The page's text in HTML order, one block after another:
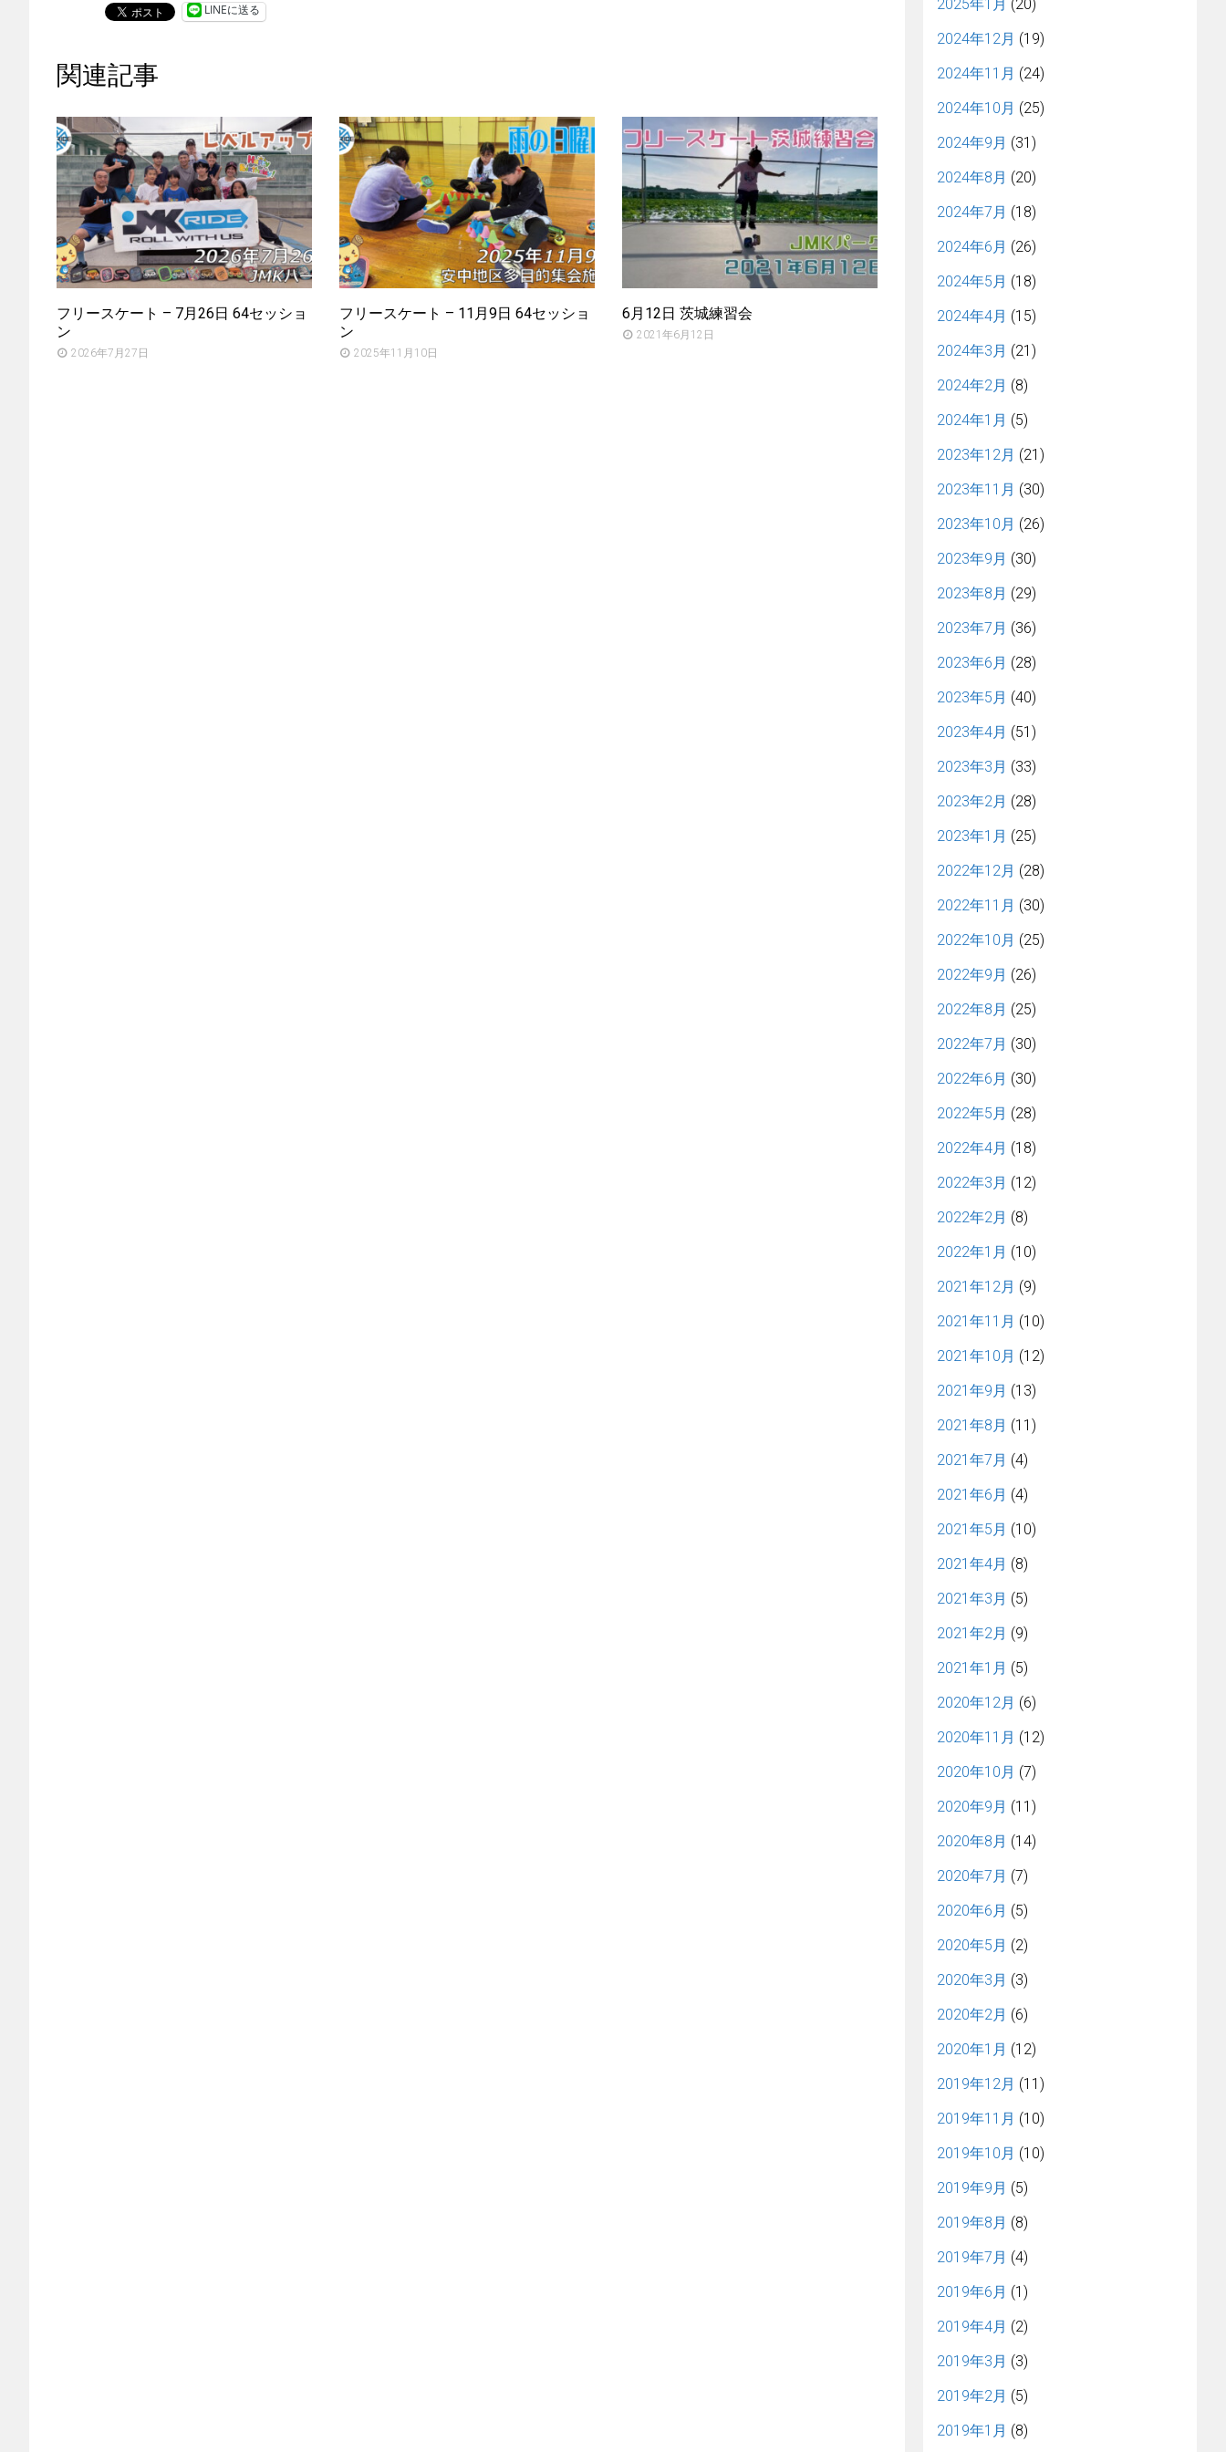
LINEに送る
関連記事
フリースケート – 7月26日 64セッショ
ン
2026年7月27日
フリースケート – 11月9日 64セッショ
ン
2025年11月10日
6月12日 茨城練習会
2021年6月12日
2025年1月 (20)
2024年12月 (19)
2024年11月 (24)
2024年10月 (25)
2024年9月 (31)
2024年8月 (20)
2024年7月 (18)
2024年6月 (26)
2024年5月 (18)
2024年4月 (15)
2024年3月 (21)
2024年2月 (8)
2024年1月 (5)
2023年12月 (21)
2023年11月 (30)
2023年10月 (26)
2023年9月 (30)
2023年8月 (29)
2023年7月 (36)
2023年6月 (28)
2023年5月 (40)
2023年4月 (51)
2023年3月 (33)
2023年2月 (28)
2023年1月 (25)
2022年12月 (28)
2022年11月 (30)
2022年10月 (25)
2022年9月 (26)
2022年8月 (25)
2022年7月 (30)
2022年6月 (30)
2022年5月 (28)
2022年4月 (18)
2022年3月 (12)
2022年2月 (8)
2022年1月 (10)
2021年12月 (9)
2021年11月 (10)
2021年10月 (12)
2021年9月 (13)
2021年8月 (11)
2021年7月 (4)
2021年6月 (4)
2021年5月 (10)
2021年4月 (8)
2021年3月 (5)
2021年2月 (9)
2021年1月 (5)
2020年12月 (6)
2020年11月 (12)
2020年10月 (7)
2020年9月 (11)
2020年8月 (14)
2020年7月 (7)
2020年6月 (5)
2020年5月 (2)
2020年3月 (3)
2020年2月 (6)
2020年1月 (12)
2019年12月 (11)
2019年11月 (10)
2019年10月 (10)
2019年9月 (5)
2019年8月 (8)
2019年7月 (4)
2019年6月 (1)
2019年4月 (2)
2019年3月 (3)
2019年2月 (5)
2019年1月 (8)